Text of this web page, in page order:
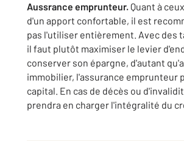
Aussrance emprunteur. Quant à
d'un apport confortable, il est
pas l'utiliser entièrement. Avec des
il faut plutôt maximiser le levier
conserver son épargne, d'autant
immobilier, l'assurance emprunteur
capital. En cas de décès ou
prendra en charger l'intégralité du